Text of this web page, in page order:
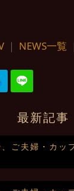
｜ NEWS一覧 ｜
最新記事
ご夫婦・カッ